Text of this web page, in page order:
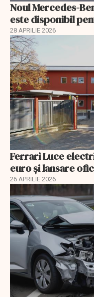
Noul Mercedes-
este disponibil
28 APRILIE 2026
Ferrari Luce
euro și lansare
26 APRILIE 2026